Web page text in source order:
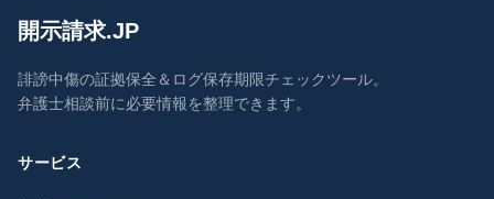
開示請求.JP
誹謗中傷の証拠保全＆ログ保存期限チェックツール。
弁護士相談前に必要情報を整理できます。
サービス